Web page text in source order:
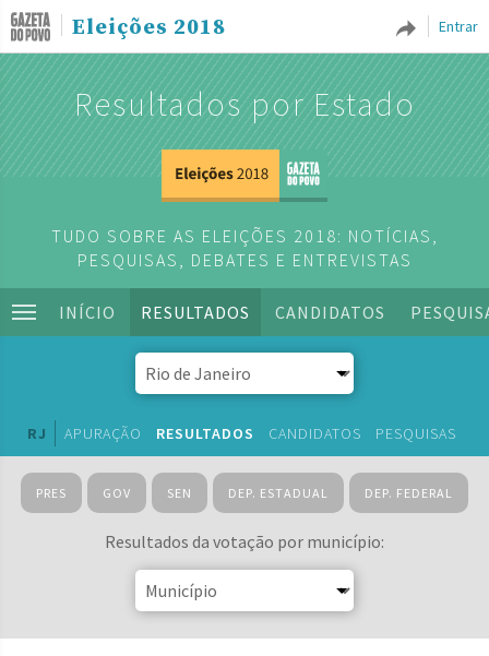
Entrar
Eleições 2018
Resultados por Estado
TUDO SOBRE AS ELEIÇÕES 2018: NOTÍCIAS,
PESQUISAS, DEBATES E ENTREVISTAS
INÍCIO RESULTADOS CANDIDATOS
RJ APURAÇÃO RESULTADOS CANDIDATOS PESQUISAS
PRES GOV SEN DEP. ESTADUAL DEP. FEDERAL
Resultados da votação por município: